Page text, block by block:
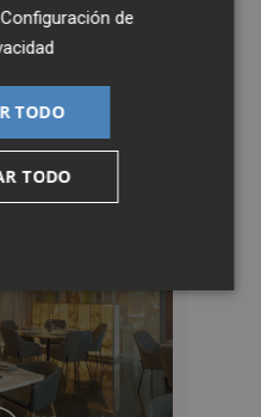
Configuración de
TODO
TODO